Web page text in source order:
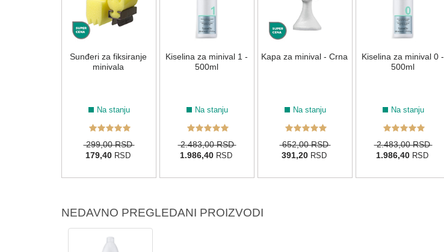
Sunđeri za fiksiranje
minivala
Na stanju
299,00 RSD
179,40 RSD
Kiselina za minival 1 -
500ml
Na stanju
2.483,00 RSD
1.986,40 RSD
Kapa za minival - Crna
Na stanju
652,00 RSD
391,20 RSD
Kiselina za minival 0 -
500ml
Na stanju
2.483,00 RSD
1.986,40 RSD
NEDAVNO PREGLEDANI PROIZVODI